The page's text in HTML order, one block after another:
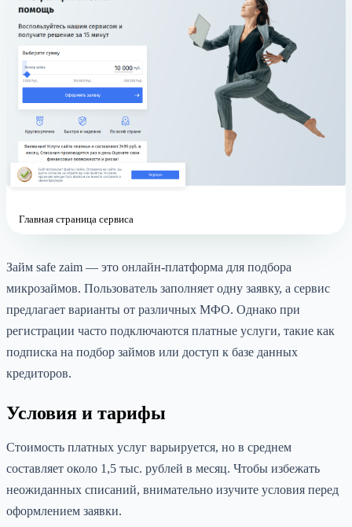
Главная страница сервиса
Займ safe zaim — это онлайн-платформа для подбора
микрозаймов. Пользователь заполняет одну заявку, а сервис
предлагает варианты от различных МФО. Однако при
регистрации часто подключаются платные услуги, такие как
подписка на подбор займов или доступ к базе данных
кредиторов.
Условия и тарифы
Стоимость платных услуг варьируется, но в среднем
составляет около 1,5 тыс. рублей в месяц. Чтобы избежать
неожиданных списаний, внимательно изучите условия перед
оформлением заявки.